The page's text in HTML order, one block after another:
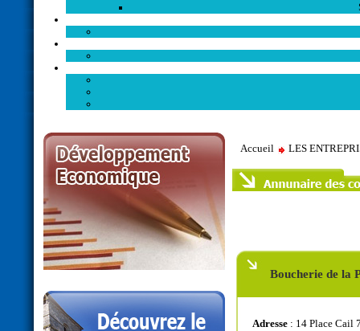
Accueil LES
Boucherie de la
Adresse : 14 Place Cail